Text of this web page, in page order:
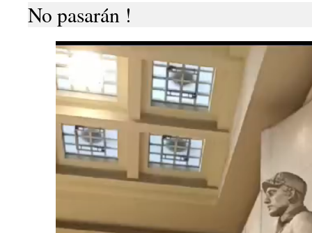
No pasarán !